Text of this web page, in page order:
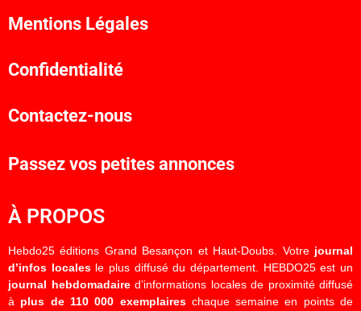
Mentions Légales
Confidentialité
Contactez-nous
Passez vos petites annonces
À PROPOS
Hebdo25 éditions Grand Besançon et Haut-Doubs. Votre journal
d’infos localesle plus diffusé du département. HEBDO25 est un
journal hebdomadaired’informations locales de proximité diffusé
à plus de 110 000 exemplaireschaque semaine en points de